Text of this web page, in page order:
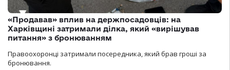
«Продавав» вплив на держпосадовців: на
Харківщині затримали ділка, який «вирішував
питання» з бронюванням
Правоохоронці затримали посередника, який брав гроші за
бронювання.